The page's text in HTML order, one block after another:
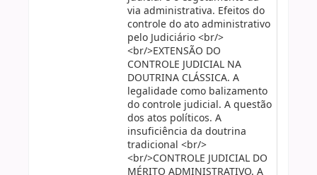
via administrativa. Efeitos do
controle do ato administrativo
pelo Judiciário <br/>
<br/>EXTENSÃO DO
CONTROLE JUDICIAL NA
DOUTRINA CLÁSSICA. A
legalidade como balizamento
do controle judicial. A questão
dos atos políticos. A
insuficiência da doutrina
tradicional <br/>
<br/>CONTROLE JUDICIAL DO
MÉRITO ADMINISTRATIVO. A